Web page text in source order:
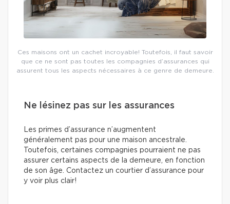
Ces maisons ont un cachet incroyable! Toutefois, il faut savoir
que ce ne sont pas toutes les compagnies d’assurances qui
assurent tous les aspects nécessaires à ce genre de demeure.
Ne lésinez pas sur les assurances
Les primes d’assurance n’augmentent
généralement pas pour une maison ancestrale.
Toutefois, certaines compagnies pourraient ne pas
assurer certains aspects de la demeure, en fonction
de son âge. Contactez un courtier d’assurance pour
y voir plus clair!